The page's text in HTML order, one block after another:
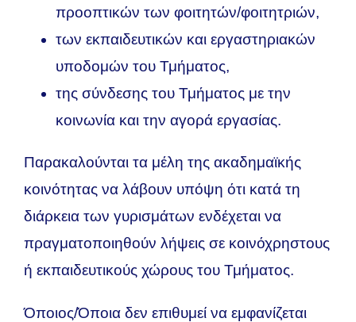
προοπτικών των φοιτητών/φοιτητριών,
των εκπαιδευτικών και εργαστηριακών
υποδομών του Τμήματος,
της σύνδεσης του Τμήματος με την
κοινωνία και την αγορά εργασίας.
Παρακαλούνται τα μέλη της ακαδημαϊκής
κοινότητας να λάβουν υπόψη ότι κατά τη
διάρκεια των γυρισμάτων ενδέχεται να
πραγματοποιηθούν λήψεις σε κοινόχρηστους
ή εκπαιδευτικούς χώρους του Τμήματος.
Όποιος/Όποια δεν επιθυμεί να εμφανίζεται